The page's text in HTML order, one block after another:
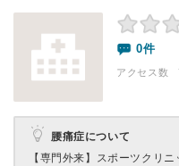
0件
アクセス数
腰痛症について
【専門外来】 スポーツクリ